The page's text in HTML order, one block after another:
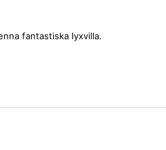
fantastiska lyxvilla.